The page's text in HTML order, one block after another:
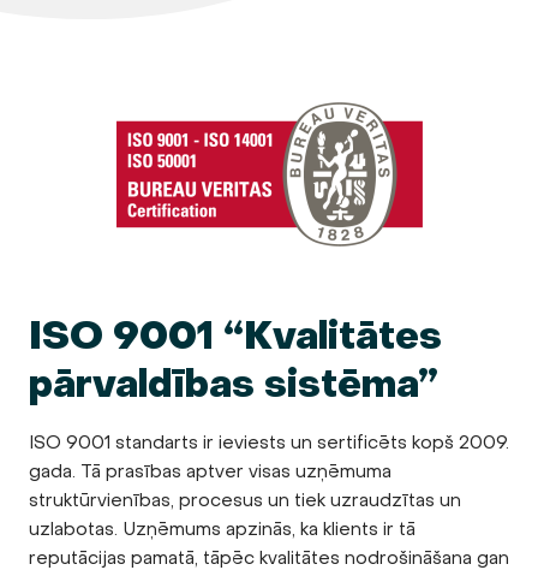
ISO 9001 “Kvalitātes
pārvaldības sistēma”
ISO 9001 standarts ir ieviests un sertificēts kopš 2009.
gada. Tā prasības aptver visas uzņēmuma
struktūrvienības, procesus un tiek uzraudzītas un
uzlabotas. Uzņēmums apzinās, ka klients ir tā
reputācijas pamatā, tāpēc kvalitātes nodrošināšana gan